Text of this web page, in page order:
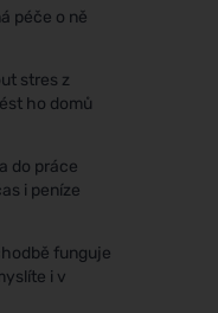
péče o ně
stres z
ho domů
do práce
i peníze
funguje
i v